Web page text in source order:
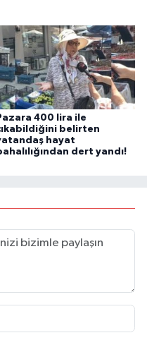
400 lira ile
belirten
hayat
dert yandı!